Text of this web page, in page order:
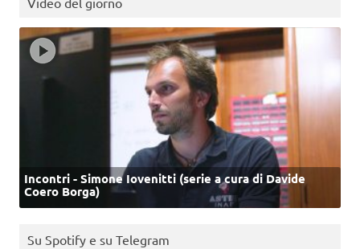
Incontri - Simone Iovenitti (serie a cura di Davide
Coero Borga)
Su Spotify e su Telegram